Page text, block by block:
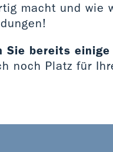
macht und wie
Sie bereits
noch Platz für